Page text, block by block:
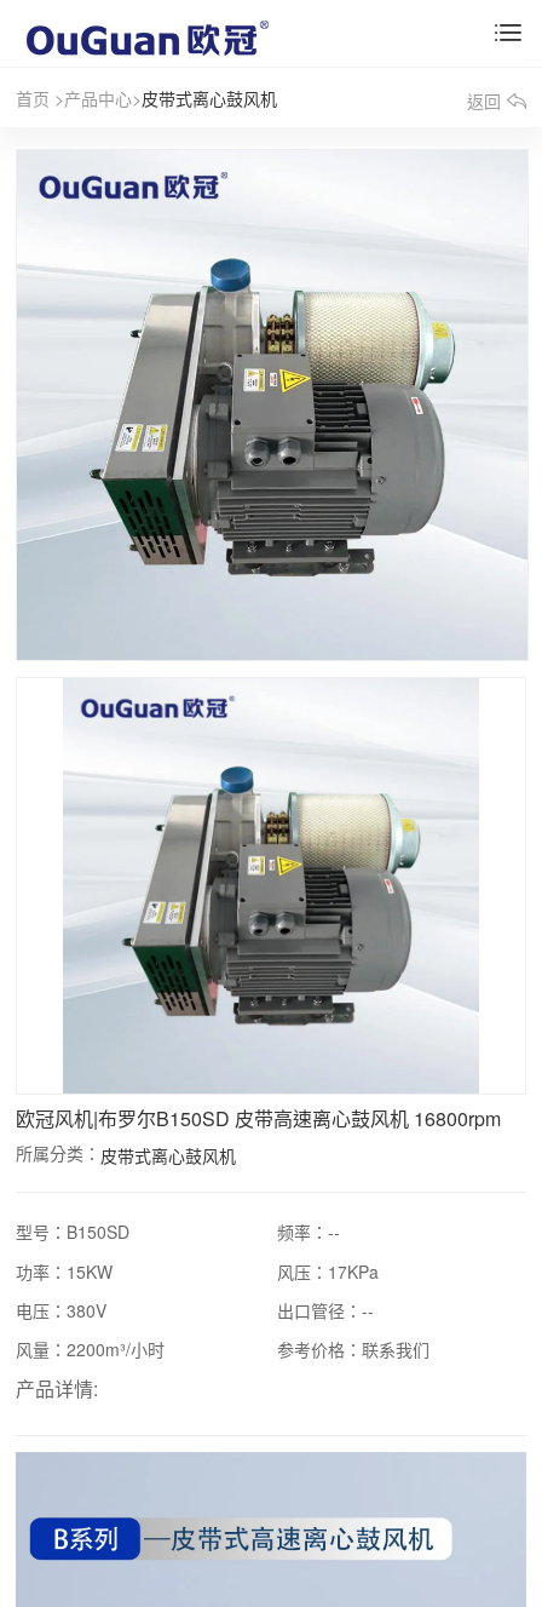
首页 >产品中心>皮带式离心鼓风机 返回
欧冠风机|布罗尔B150SD 皮带高速离心鼓风机 16800rpm
所属分类： 皮带式离心鼓风机
型号：B150SD
功率：15KW
电压：380V
风量：2200m³/小时
频率：--
风压：17KPa
出口管径：--
参考价格：联系我们
产品详情: